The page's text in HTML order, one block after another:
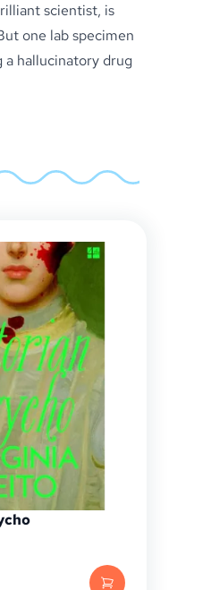
scientist, is
one lab specimen
hallucinatory drug